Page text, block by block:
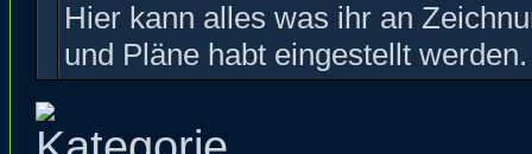
Hier kann alles was ihr an
und Pläne habt eingestellt werden.